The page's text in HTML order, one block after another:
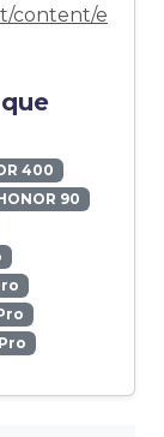
content/e
400
90